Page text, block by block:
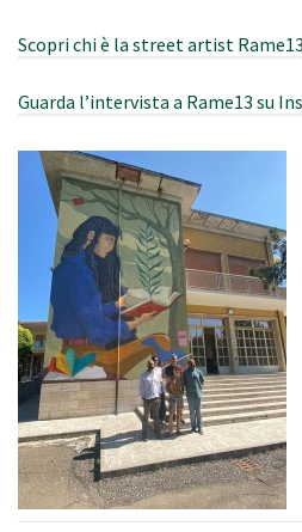
Scopri chi è la street artist Rame13
Guarda l’intervista a Rame13 su